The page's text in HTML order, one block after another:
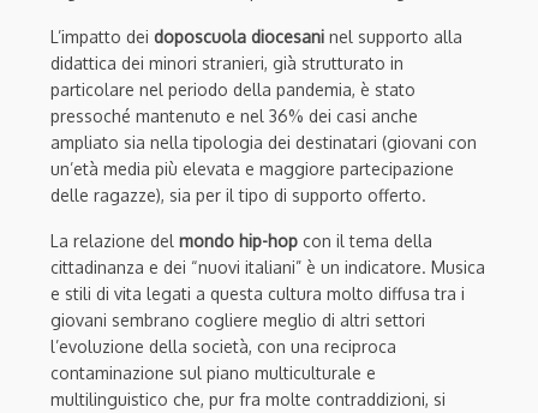
L’impatto dei doposcuola diocesani nel supporto alla
didattica dei minori stranieri, già strutturato in
particolare nel periodo della pandemia, è stato
pressoché mantenuto e nel 36% dei casi anche
ampliato sia nella tipologia dei destinatari (giovani con
un’età media più elevata e maggiore partecipazione
delle ragazze), sia per il tipo di supporto offerto.
La relazione del mondo hip-hop con il tema della
cittadinanza e dei “nuovi italiani” è un indicatore. Musica
e stili di vita legati a questa cultura molto diffusa tra i
giovani sembrano cogliere meglio di altri settori
l’evoluzione della società, con una reciproca
contaminazione sul piano multiculturale e
multilinguistico che, pur fra molte contraddizioni, si